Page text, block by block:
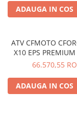
GOES 500L
GOES MY 2026
MODEL ATV CAN-
Can-Am Outlander
Can-Am Renegade
CAN-AM MY 2026
ACCESORII MOTO
SUPORT SKIJET
ACCESORII ATV
ANVELOPE ATV
BULLBAR SSV
ACCESORII SSV
ADAUGA IN COS
ATV CFMOTO
X10 EPS
ALBASTRU
66.570,55
ADAUGA IN COS